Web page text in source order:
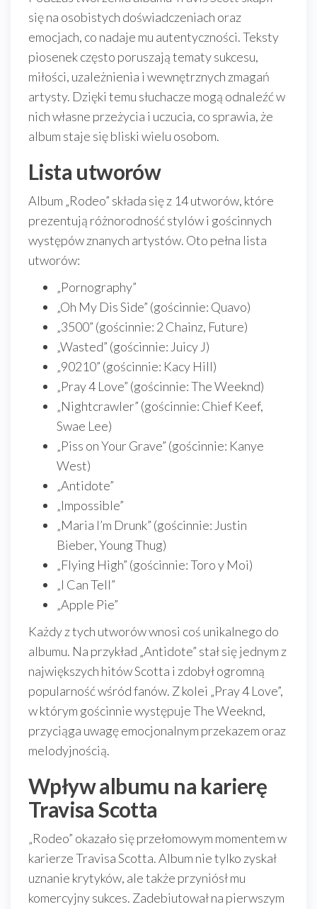
się na osobistych doświadczeniach oraz
emocjach, co nadaje mu autentyczności. Teksty
piosenek często poruszają tematy sukcesu,
miłości, uzależnienia i wewnętrznych zmagań
artysty. Dzięki temu słuchacze mogą odnaleźć w
nich własne przeżycia i uczucia, co sprawia, że
album staje się bliski wielu osobom.
Lista utworów
Album „Rodeo” składa się z 14 utworów, które
prezentują różnorodność stylów i gościnnych
występów znanych artystów. Oto pełna lista
utworów:
„Pornography”
„Oh My Dis Side” (gościnnie: Quavo)
„3500” (gościnnie: 2 Chainz, Future)
„Wasted” (gościnnie: Juicy J)
„90210” (gościnnie: Kacy Hill)
„Pray 4 Love” (gościnnie: The Weeknd)
„Nightcrawler” (gościnnie: Chief Keef,
Swae Lee)
„Piss on Your Grave” (gościnnie: Kanye
West)
„Antidote”
„Impossible”
„Maria I’m Drunk” (gościnnie: Justin
Bieber, Young Thug)
„Flying High” (gościnnie: Toro y Moi)
„I Can Tell”
„Apple Pie”
Każdy z tych utworów wnosi coś unikalnego do
albumu. Na przykład „Antidote” stał się jednym z
największych hitów Scotta i zdobył ogromną
popularność wśród fanów. Z kolei „Pray 4 Love”,
w którym gościnnie występuje The Weeknd,
przyciąga uwagę emocjonalnym przekazem oraz
melodyjnością.
Wpływ albumu na karierę
Travisa Scotta
„Rodeo” okazało się przełomowym momentem w
karierze Travisa Scotta. Album nie tylko zyskał
uznanie krytyków, ale także przyniósł mu
komercyjny sukces. Zadebiutował na pierwszym